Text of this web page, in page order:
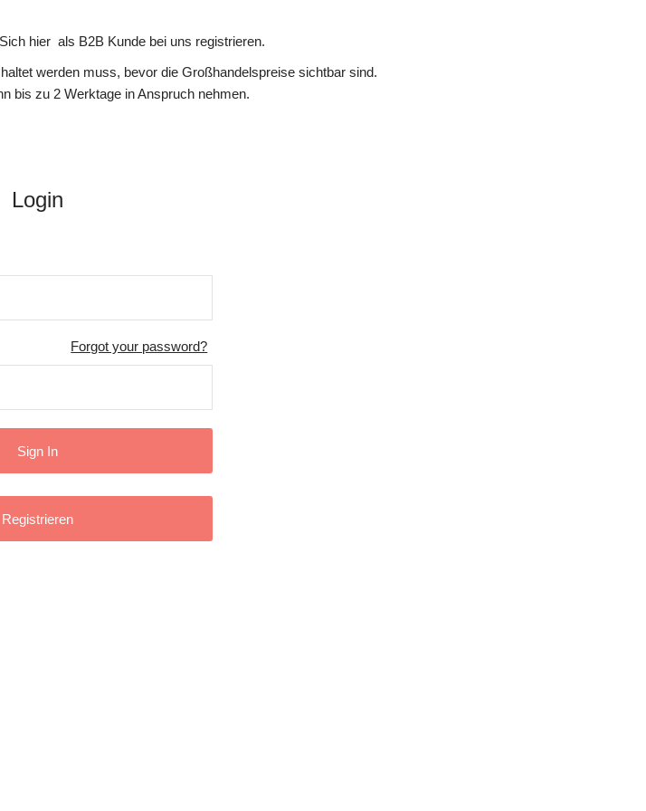
hier als B2B Kunde bei uns registrieren.
werden muss, bevor die Großhandelspreise sichtbar sind.
bis zu 2 Werktage in Anspruch nehmen.
Login
Forgot your password?
Registrieren